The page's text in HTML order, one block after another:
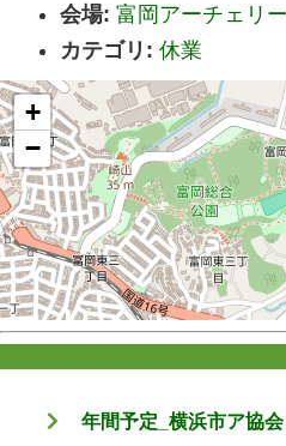
会場: 富岡アーチェリ
カテゴリ: 休業
+
−
年間予定_横浜市ア協会